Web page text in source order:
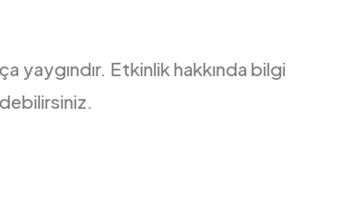
yaygındır. Etkinlik hakkında bilgi